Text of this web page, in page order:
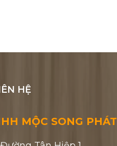
HỆ
MỘC SONG PHÁT